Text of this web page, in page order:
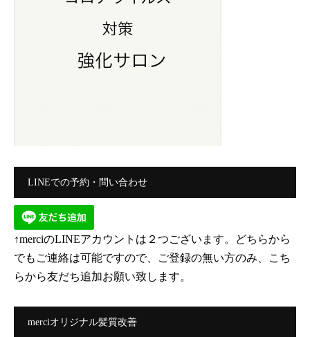
LINEでの予約・問い合わせ
↑merciのLINEアカウントは２つございます。どちらから
でもご連絡は可能ですので、ご登録の無い方のみ、こち
らから友だち追加お願い致します。
merciオリジナル髪質改善